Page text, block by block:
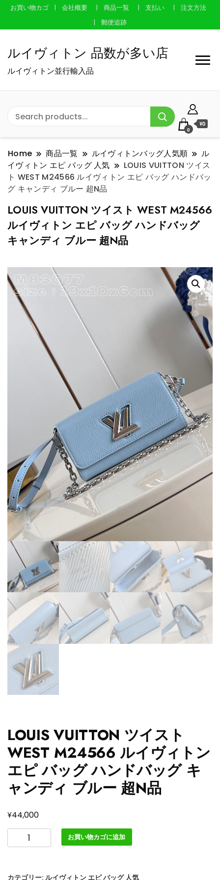
お買い物カゴ 会社概要 商品一覧 支払い
注文方法
郵便追跡
ルイヴィトン 品数が多い店
ルイヴィトン並行輸入品
0
¥0
Home 商品一覧 ルイヴィトンバッグ人気順
ル
イヴィトン エピ バッグ 人気
LOUIS VUITTON ツイス
ト WEST M24566 ルイヴィトン エピ バッグ ハンドバッ
グ キャンディ ブルー 超N品
LOUIS VUITTON ツイスト WEST M24566
ルイヴィトン エピ バッグ ハンドバッグ
キャンディ ブルー 超N品
LOUIS VUITTON ツイスト
WEST M24566 ルイヴィトン
エピ バッグ ハンドバッグ キ
ャンディ ブルー 超N品
¥44,000
LOUIS
VUITTON
お買い物カゴに追加
カテゴリー: ルイヴィトン エピ バッグ 人気